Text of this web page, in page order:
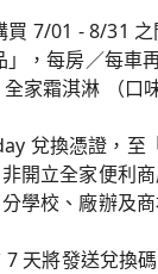
買 7/01 - 8/31
，每房／每車
家霜淇淋 （口
兌換憑證，至
開立全家便利
學校、廠辦及商
天將發送兌換